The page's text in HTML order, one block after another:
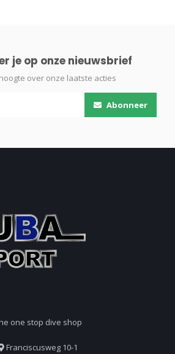
je op onze nieuwsbrief
over onze laatste acties
Abonneer
one stop dive shop
Franciscusweg 10-1